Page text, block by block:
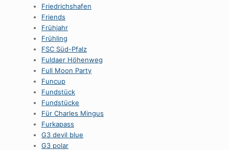
Friedrichshafen
Friends
Frühjahr
Frühling
FSC Süd-Pfalz
Fuldaer Höhenweg
Full Moon Party
Funcup
Fundstück
Fundstücke
Für Charles Mingus
Furkapass
G3 devil blue
G3 polar